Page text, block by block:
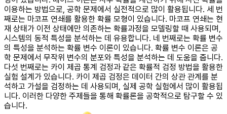
이용하는 방법으로, 공학 문제에서 실전적으로 많이 활용됩니다. 세 번
째로는 마코프 연쇄를 활용한 확률 모형이 있습니다. 마코프 연쇄는 현
재 상태가 이전 상태에만 의존하는 확률과정을 모델링할 때 사용되며,
시스템의 동적 특성을 분석하는 데 유용합니다. 네 번째로는 확률 변수
의 특성을 분석하는 확률 변수 이론이 있습니다. 확률 변수 이론은 공
학 문제에서 무작위 변수의 분포와 특성을 분석하는 데 도움을 줍니다.
다섯 번째로는 카이 제곱 통계 검정과 같은 확률적 검정 방법을 활용한
실험 설계가 있습니다. 카이 제곱 검정은 데이터 간의 상관 관계를 분
석하고 가설을 검정하는 데 사용되며, 실제 공학 실험에서 많이 활용됩
니다. 이러한 다양한 주제들을 통해 확률론을 공학적으로 탐구할 수 있
습니다.